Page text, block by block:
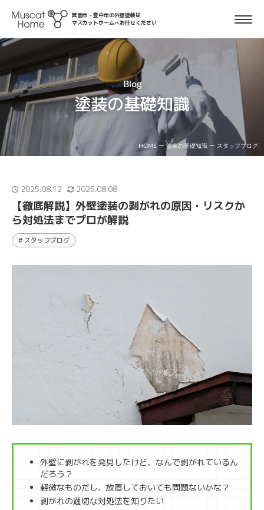
箕面市・豊中市の外壁塗装は
マスカットホームへお任せください
Blog
塗装の基礎知識
HOME ー 塗装の基礎知識 ー スタッフブログ
2025.08.12 2025.08.08
【徹底解説】外壁塗装の剥がれの原因・リスクか
ら対処法までプロが解説
# スタッフブログ
外壁に剥がれを発見したけど、なんで剥がれているん
だろう？
軽微なものだし、放置しておいても問題ないかな？
剥がれの適切な対処法を知りたい